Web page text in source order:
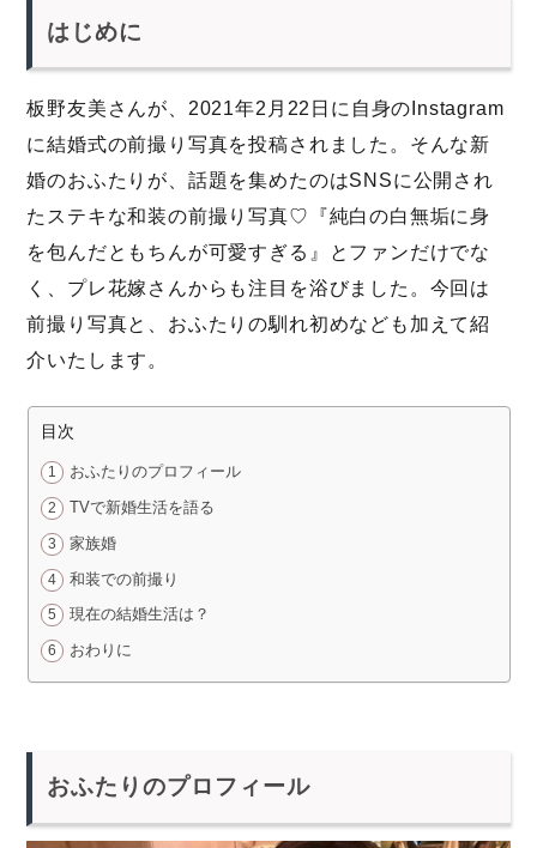
はじめに
板野友美さんが、2021年2月22日に自身のInstagram
に結婚式の前撮り写真を投稿されました。そんな新
婚のおふたりが、話題を集めたのはSNSに公開され
たステキな和装の前撮り写真♡『純白の白無垢に身
を包んだともちんが可愛すぎる』とファンだけでな
く、プレ花嫁さんからも注目を浴びました。今回は
前撮り写真と、おふたりの馴れ初めなども加えて紹
介いたします。
目次
おふたりのプロフィール
TVで新婚生活を語る
家族婚
和装での前撮り
現在の結婚生活は？
おわりに
おふたりのプロフィール